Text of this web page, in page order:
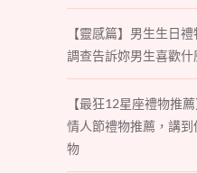
【靈感篇】男生生日
調查告訴妳男生喜歡什
【最狂12星座禮物推
情人節禮物推薦，講
物